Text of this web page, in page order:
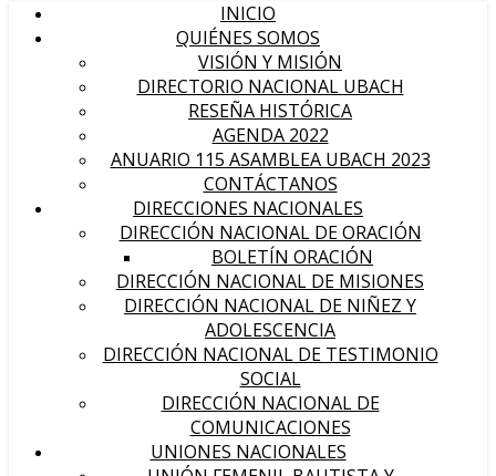
INICIO
QUIÉNES SOMOS
VISIÓN Y MISIÓN
DIRECTORIO NACIONAL UBACH
RESEÑA HISTÓRICA
AGENDA 2022
ANUARIO 115 ASAMBLEA UBACH 2023
CONTÁCTANOS
DIRECCIONES NACIONALES
DIRECCIÓN NACIONAL DE ORACIÓN
BOLETÍN ORACIÓN
DIRECCIÓN NACIONAL DE MISIONES
DIRECCIÓN NACIONAL DE NIÑEZ Y
ADOLESCENCIA
DIRECCIÓN NACIONAL DE TESTIMONIO
SOCIAL
DIRECCIÓN NACIONAL DE
COMUNICACIONES
UNIONES NACIONALES